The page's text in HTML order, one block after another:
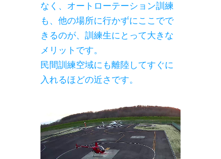
なく、オートローテーション訓練
も、他の場所に行かずにここでで
きるのが、訓練生にとって大きな
メリットです。
民間訓練空域にも離陸してすぐに
入れるほどの近さです。